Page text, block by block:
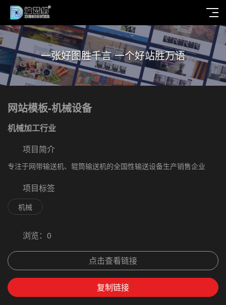
一张好图胜千言 一个好站胜万语
网站模板-机械设备
机械加工行业
项目简介
专注于网带输送机、辊筒输送机的全国性输送设备生产销售企业
项目标签
机械
浏览： 0
点击查看链接
复制链接